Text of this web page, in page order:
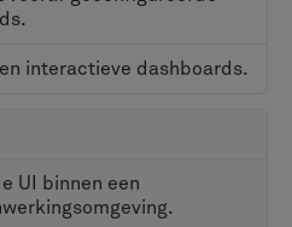
zullen deze
genereert talloze